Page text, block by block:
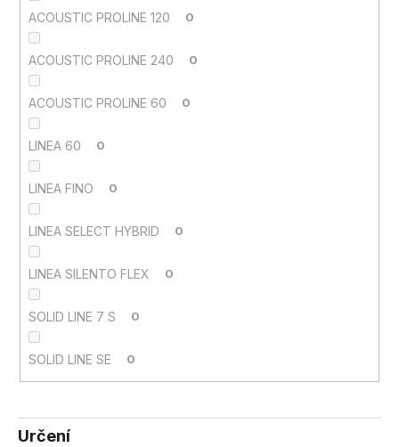
ACOUSTIC PROLINE 120 0
ACOUSTIC PROLINE 240 0
ACOUSTIC PROLINE 60 0
LINEA 60 0
LINEA FINO 0
LINEA SELECT HYBRID 0
LINEA SILENTO FLEX 0
SOLID LINE 7 S 0
SOLID LINE SE 0
Určení